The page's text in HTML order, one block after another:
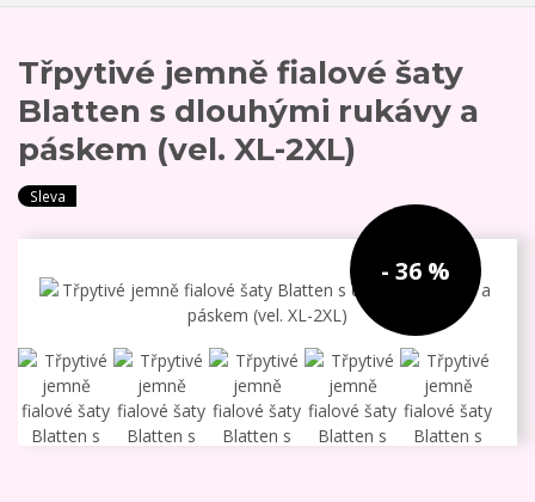
Třpytivé jemně fialové šaty
Blatten s dlouhými rukávy a
páskem (vel. XL-2XL)
Sleva
- 36 %